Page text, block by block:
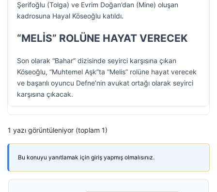
Şerifoğlu (Tolga) ve Evrim Doğan’dan (Mine) oluşan
kadrosuna Hayal Köseoğlu katıldı.
“MELİS” ROLÜNE HAYAT VERECEK
Son olarak “Bahar” dizisinde seyirci karşısına çıkan
Köseoğlu, “Muhtemel Aşk”ta “Melis” rolüne hayat verecek
ve başarılı oyuncu Defne’nin avukat ortağı olarak seyirci
karşısına çıkacak.
1 yazı görüntüleniyor (toplam 1)
Bu konuyu yanıtlamak için giriş yapmış olmalısınız.